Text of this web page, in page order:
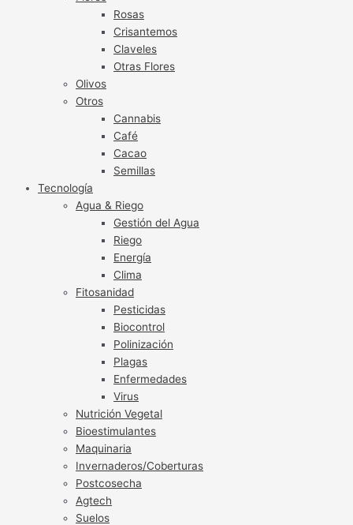
Rosas
Crisantemos
Claveles
Otras Flores
Olivos
Otros
Cannabis
Café
Cacao
Semillas
Tecnología
Agua & Riego
Gestión del Agua
Riego
Energía
Clima
Fitosanidad
Pesticidas
Biocontrol
Polinización
Plagas
Enfermedades
Virus
Nutrición Vegetal
Bioestimulantes
Maquinaria
Invernaderos/Coberturas
Postcosecha
Agtech
Suelos